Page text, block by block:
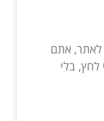
לאתר, אתם
לחץ, בלי